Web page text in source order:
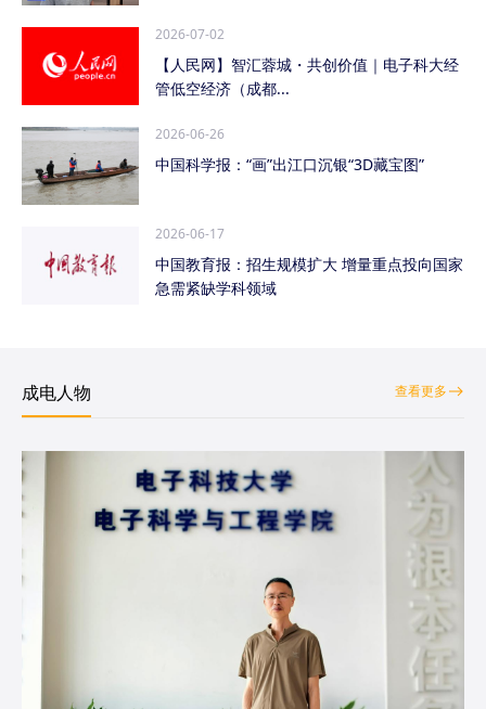
2026-07-02
【人民网】智汇蓉城・共创价值｜电子科大经
管低空经济（成都...
2026-06-26
中国科学报：“画”出江口沉银“3D藏宝图”
2026-06-17
中国教育报：招生规模扩大 增量重点投向国家
急需紧缺学科领域
成电人物 查看更多